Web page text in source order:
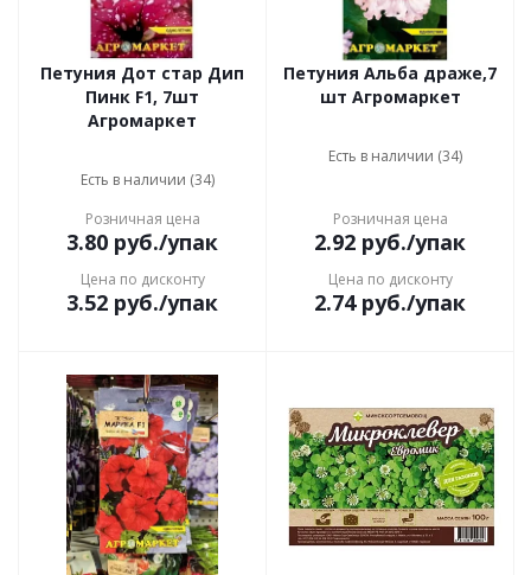
Петуния Дот стар Дип
Пинк F1, 7шт
Агромаркет
Есть в наличии (34)
Розничная цена
3.80 руб./упак
Цена по дисконту
3.52 руб./упак
Петуния Альба драже,7
шт Агромаркет
Есть в наличии (34)
Розничная цена
2.92 руб./упак
Цена по дисконту
2.74руб./упак